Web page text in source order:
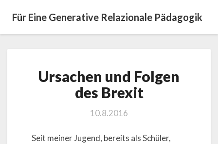
Für Eine Generative Relazionale Pädagogik
und
Folgen
des
Ursachen und Folgen
des Brexit
10.8.2016
Seit meiner Jugend, bereits als Schüler,